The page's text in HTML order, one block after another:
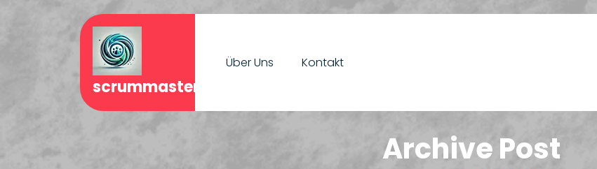
scrummasterjournal.de
Über Uns Kontakt
Archive Post